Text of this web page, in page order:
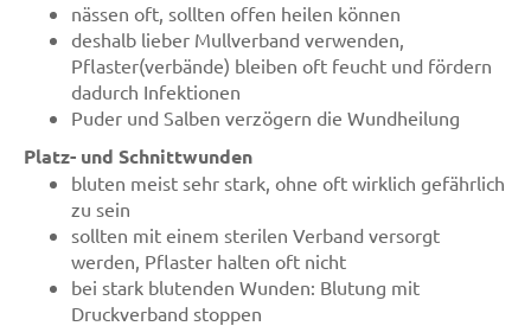
nässen oft, sollten offen heilen können
deshalb lieber Mullverband verwenden,
Pflaster(verbände) bleiben oft feucht und fördern
dadurch Infektionen
Puder und Salben verzögern die Wundheilung
Platz- und Schnittwunden
bluten meist sehr stark, ohne oft wirklich gefährlich
zu sein
sollten mit einem sterilen Verband versorgt
werden, Pflaster halten oft nicht
bei stark blutenden Wunden: Blutung mit
Druckverband stoppen